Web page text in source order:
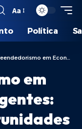
Aa
Política
em Economias Emergentes: Desafios e Oportunidades
em